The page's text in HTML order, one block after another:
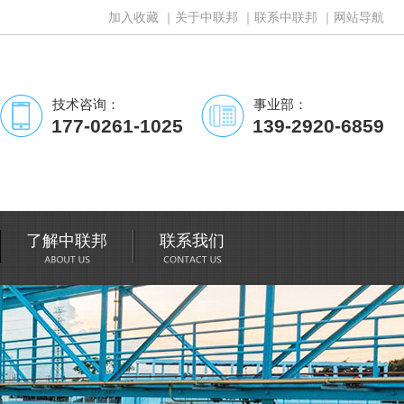
加入收藏 关于中联邦 联系中联邦 网站导航
技术咨询：
177-0261-1025
事业部：
139-2920-6859
了解中联邦 联系我们